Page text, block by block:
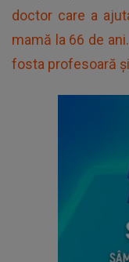
doctor care a
mamă la 66 de
fosta profesoară